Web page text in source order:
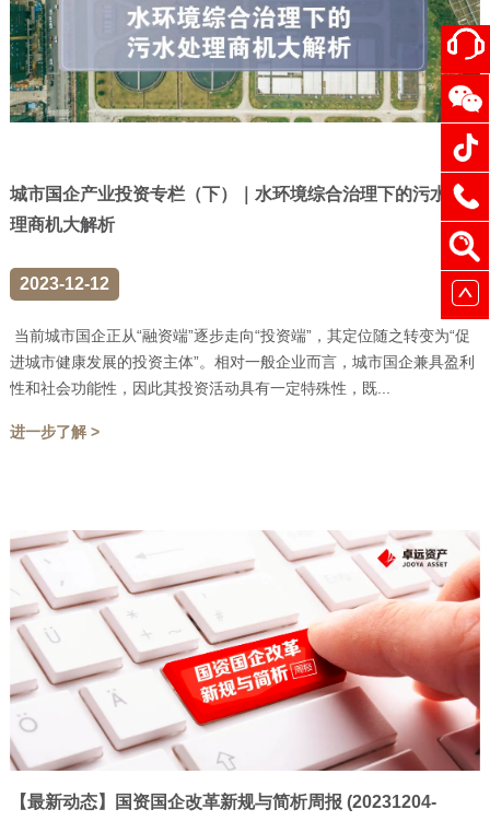
城市国企产业投资专栏（下）｜水环境综合治理下的污水处
理商机大解析
2023-12-12
当前城市国企正从“融资端”逐步走向“投资端”，其定位随之转变为“促
进城市健康发展的投资主体”。相对一般企业而言，城市国企兼具盈利
性和社会功能性，因此其投资活动具有一定特殊性，既...
进一步了解 >
【最新动态】国资国企改革新规与简析周报 (20231204-